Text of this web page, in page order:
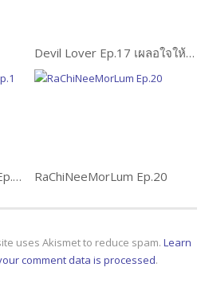
Devil Lover Ep.17 เผลอใจให้นายปีศาจ
Phleng rak Phleng Puen Ep.1 Part 2 RaChiNeeMorLum Ep.20
uses Akismet to reduce spam. Learn
comment data is processed.